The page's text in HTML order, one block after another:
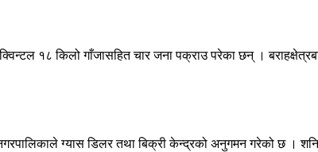
१८ किलो गाँजासहित चार जना पक्राउ परेका छन् ।
ग्यास डिलर तथा बिक्री केन्द्रको अनुगमन गरेको छ ।